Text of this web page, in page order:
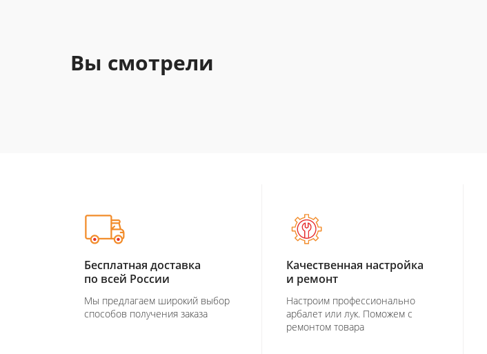
Вы смотрели
Бесплатная доставка
по всей России
Мы предлагаем широкий выбор
способов получения заказа
Качественная настройка
и ремонт
Настроим профессионально
арбалет или лук. Поможем с
ремонтом товара